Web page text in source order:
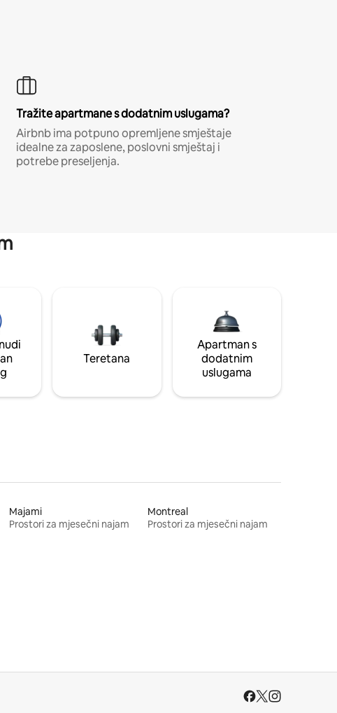
Tražite apartmane s dodatnim uslugama?
Airbnb ima potpuno opremljene smještaje
idealne za zaposlene, poslovni smještaj i
potrebe preseljenja.
Teretana
Apartman s
dodatnim
uslugama
Majami
Prostori za mjesečni najam
Montreal
Prostori za mjesečni najam